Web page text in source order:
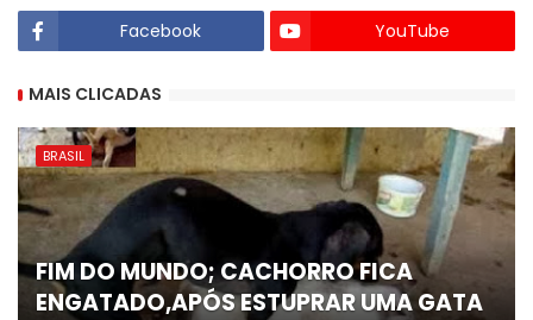
Facebook YouTube
MAIS CLICADAS
BRASIL
FIM DO MUNDO; CACHORRO FICA
ENGATADO,APÓS ESTUPRAR UMA GATA